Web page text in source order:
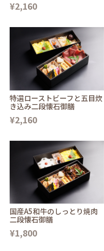
¥2,160
特選ローストビーフと五目炊
き込み二段懐石御膳
¥2,160
国産A5和牛のしっとり焼肉
二段懐石御膳
¥1,800